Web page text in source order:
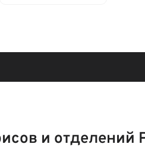
и отделений